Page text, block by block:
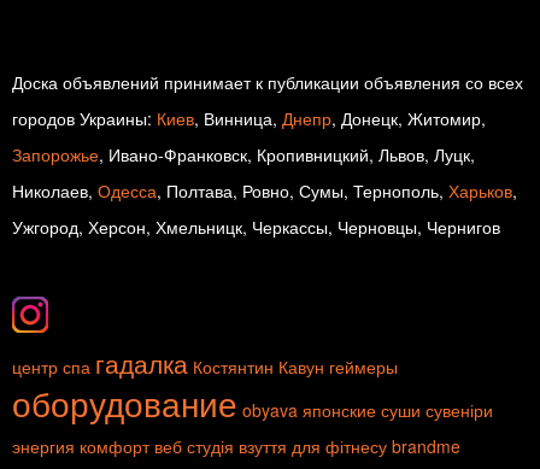
Доска объявлений принимает к публикации объявления со всех
городов Украины: Киев, Винница, Днепр, Донецк, Житомир,
Запорожье, Ивано-Франковск, Кропивницкий, Львов, Луцк,
Николаев, Одесса, Полтава, Ровно, Сумы, Тернополь, Харьков,
Ужгород, Херсон, Хмельницк, Черкассы, Черновцы, Чернигов
центр спа гадалка Костянтин Кавун геймеры
оборудование obyava японские суши сувеніри
энергия комфорт веб студія взуття для фітнесу brandme